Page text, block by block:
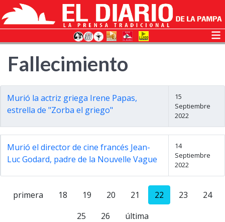
Fallecimiento
Murió la actriz griega Irene Papas,
estrella de "Zorba el griego"
15
Septiembre
2022
Murió el director de cine francés Jean-
Luc Godard, padre de la Nouvelle Vague
14
Septiembre
2022
primera 18 19 20 21 22 23
24
25
26 última